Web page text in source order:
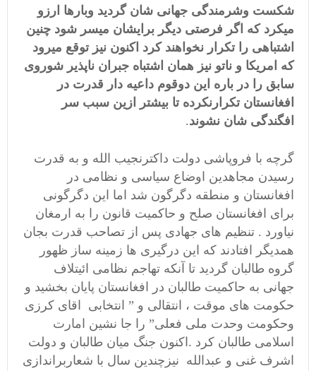
شکست وشرمندگی جهانی شان گردید وبارها ارزو
میکرد که اگر فرصتی دیگر برایشان میسر شود چنین
اشتباهی را تکرار نخواهند کرد اکنون نیز توقع میرود
که امریکا و ناتو نیز همان اشتباه جبران ناپذیر شوروی
سابق را در باره این دوقوم داعیه دار قدرت در
افغانستان تکرارنکرده تا بیشتر ازین سبب سر
افگندگی شان نشوند.
گرچه با فروپاشی دولت داکترنجیب الله و به قدرت
رسیدن مجاهدین اوضاع سیاسی و نظامی در
افغانستان و منطقه دگرگون شد اما این دگرگونی
برای افغانستان صلح و حاکمیت قانون را به ارمغان
نیاورد . تنظیم های جهادی پس از تصاحب قدرت بجان
همدیگر افتادند که این درگیری ها زمینه ساز ظهور
گروه طالبان گردید تا آنکه تهاجم نظامی ائیتلاف
جهانی به حاکمیت طالبان در افغانستان پایان بخشید و
حکومت های موقت ، انتقالی و ” انتخابی اقای کرزی
وحکومت وحدت ملی فعلی” را جا نشین امارت
اسلامی طالبان کرد .اکنون جنگ میان طالبان و دولت
اشرف غنی و عبدالله نیزچندین سال با شعاربراندازی